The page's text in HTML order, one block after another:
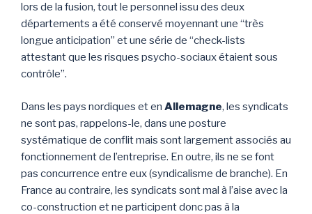
lors de la fusion, tout le personnel issu des deux
départements a été conservé moyennant une “très
longue anticipation” et une série de “check-lists
attestant que les risques psycho-sociaux étaient sous
contrôle”.
Dans les pays nordiques et en Allemagne, les syndicats
ne sont pas, rappelons-le, dans une posture
systématique de conflit mais sont largement associés au
fonctionnement de l’entreprise. En outre, ils ne se font
pas concurrence entre eux (syndicalisme de branche). En
France au contraire, les syndicats sont mal à l’aise avec la
co-construction et ne participent donc pas à la